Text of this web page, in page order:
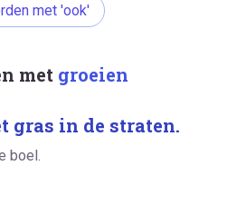
met 'ook'
met groeien
gras in de straten.
boel.